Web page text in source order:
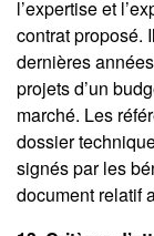
l’expertise et
contrat proposé.
dernières
projets d’un
marché. Les
dossier
signés par les
document relatif